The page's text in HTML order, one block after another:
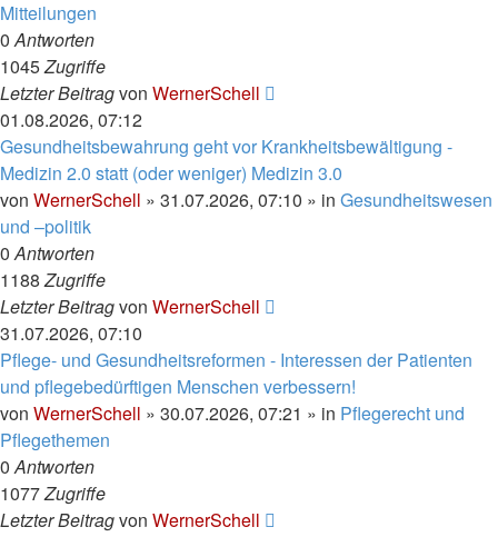
Mitteilungen
0Antworten
1045Zugriffe
Letzter Beitragvon WernerSchell
01.08.2026, 07:12
Gesundheitsbewahrung geht vor Krankheitsbewältigung -
Medizin 2.0 statt (oder weniger) Medizin 3.0
von WernerSchell » 31.07.2026, 07:10 » in Gesundheitswesen
und –politik
0Antworten
1188Zugriffe
Letzter Beitragvon WernerSchell
31.07.2026, 07:10
Pflege- und Gesundheitsreformen - Interessen der Patienten
und pflegebedürftigen Menschen verbessern!
von WernerSchell » 30.07.2026, 07:21 » in Pflegerecht und
Pflegethemen
0Antworten
1077Zugriffe
Letzter Beitragvon WernerSchell